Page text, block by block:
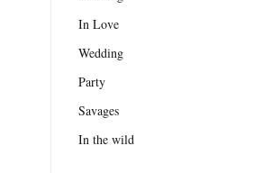
In Love
Wedding
Party
Savages
In the wild